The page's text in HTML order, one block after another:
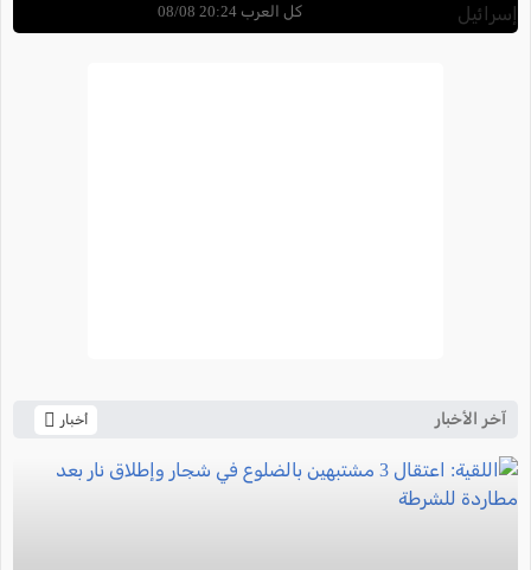
كل العرب 20:24 08/08
آخر الأخبار أخبار